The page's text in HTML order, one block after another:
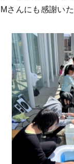
Mさんにも感謝いた